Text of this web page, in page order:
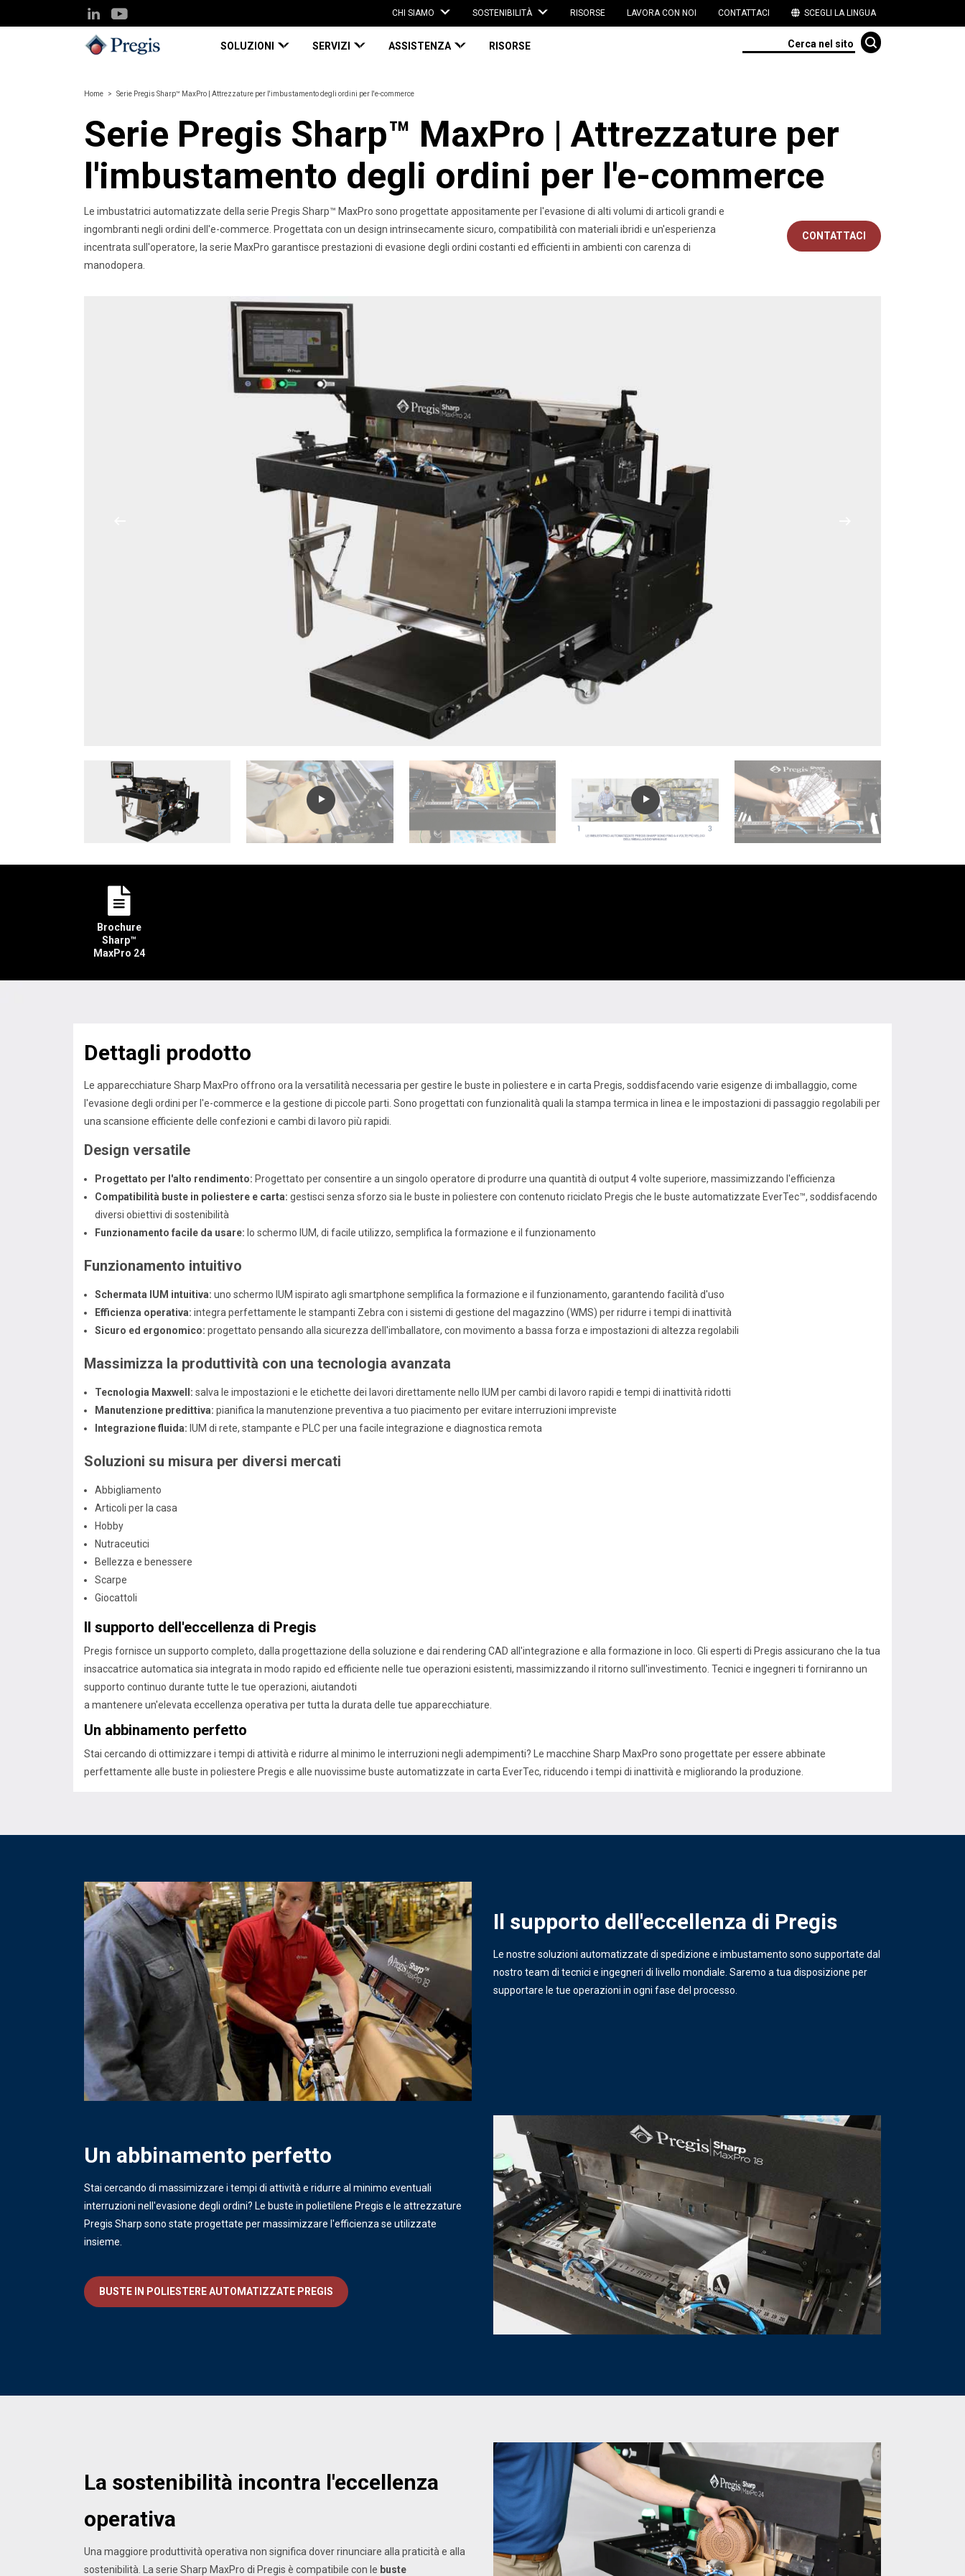
CHI SIAMO SOSTENIBILITÀ RISORSE LAVORA CON NOI CONTATTACI SCEGLI LA LINGUA
SOLUZIONI SERVIZI ASSISTENZA RISORSE
Home Serie Pregis Sharp™ MaxPro | Attrezzature per l'imbustamento degli ordini per l'e-commerce
Serie Pregis Sharp™ MaxPro | Attrezzature per
l'imbustamento degli ordini per l'e-commerce
Le imbustatrici automatizzate della serie Pregis Sharp™ MaxPro sono progettate appositamente per l'evasione di alti volumi di articoli grandi e
ingombranti negli ordini dell'e-commerce. Progettata con un design intrinsecamente sicuro, compatibilità con materiali ibridi e un'esperienza
incentrata sull'operatore, la serie MaxPro garantisce prestazioni di evasione degli ordini costanti ed efficienti in ambienti con carenza di
manodopera.
CONTATTACI
Brochure
Sharp™
MaxPro 24
Dettagli prodotto
Le apparecchiature Sharp MaxPro offrono ora la versatilità necessaria per gestire le buste in poliestere e in carta Pregis, soddisfacendo varie esigenze di imballaggio, come
l'evasione degli ordini per l'e-commerce e la gestione di piccole parti. Sono progettati con funzionalità quali la stampa termica in linea e le impostazioni di passaggio regolabili per
una scansione efficiente delle confezioni e cambi di lavoro più rapidi.
Design versatile
Progettato per l'alto rendimento: Progettato per consentire a un singolo operatore di produrre una quantità di output 4 volte superiore, massimizzando l'efficienza
Compatibilità buste in poliestere e carta: gestisci senza sforzo sia le buste in poliestere con contenuto riciclato Pregis che le buste automatizzate EverTec™, soddisfacendo
diversi obiettivi di sostenibilità
Funzionamento facile da usare: lo schermo IUM, di facile utilizzo, semplifica la formazione e il funzionamento
Funzionamento intuitivo
Schermata IUM intuitiva: uno schermo IUM ispirato agli smartphone semplifica la formazione e il funzionamento, garantendo facilità d'uso
Efficienza operativa: integra perfettamente le stampanti Zebra con i sistemi di gestione del magazzino (WMS) per ridurre i tempi di inattività
Sicuro ed ergonomico: progettato pensando alla sicurezza dell'imballatore, con movimento a bassa forza e impostazioni di altezza regolabili
Massimizza la produttività con una tecnologia avanzata
Tecnologia Maxwell: salva le impostazioni e le etichette dei lavori direttamente nello IUM per cambi di lavoro rapidi e tempi di inattività ridotti
Manutenzione predittiva: pianifica la manutenzione preventiva a tuo piacimento per evitare interruzioni impreviste
Integrazione fluida: IUM di rete, stampante e PLC per una facile integrazione e diagnostica remota
Soluzioni su misura per diversi mercati
Abbigliamento
Articoli per la casa
Hobby
Nutraceutici
Bellezza e benessere
Scarpe
Giocattoli
Il supporto dell'eccellenza di Pregis
Pregis fornisce un supporto completo, dalla progettazione della soluzione e dai rendering CAD all'integrazione e alla formazione in loco. Gli esperti di Pregis assicurano che la tua
insaccatrice automatica sia integrata in modo rapido ed efficiente nelle tue operazioni esistenti, massimizzando il ritorno sull'investimento. Tecnici e ingegneri ti forniranno un
supporto continuo durante tutte le tue operazioni, aiutandoti
a mantenere un'elevata eccellenza operativa per tutta la durata delle tue apparecchiature.
Un abbinamento perfetto
Stai cercando di ottimizzare i tempi di attività e ridurre al minimo le interruzioni negli adempimenti? Le macchine Sharp MaxPro sono progettate per essere abbinate
perfettamente alle buste in poliestere Pregis e alle nuovissime buste automatizzate in carta EverTec, riducendo i tempi di inattività e migliorando la produzione.
Il supporto dell'eccellenza di Pregis
Le nostre soluzioni automatizzate di spedizione e imbustamento sono supportate dal
nostro team di tecnici e ingegneri di livello mondiale. Saremo a tua disposizione per
supportare le tue operazioni in ogni fase del processo.
Un abbinamento perfetto
Stai cercando di massimizzare i tempi di attività e ridurre al minimo eventuali
interruzioni nell'evasione degli ordini? Le buste in polietilene Pregis e le attrezzature
Pregis Sharp sono state progettate per massimizzare l'efficienza se utilizzate
insieme.
BUSTE IN POLIESTERE AUTOMATIZZATE PREGIS
La sostenibilità incontra l'eccellenza
operativa
Una maggiore produttività operativa non significa dover rinunciare alla praticità e alla
sostenibilità. La serie Sharp MaxPro di Pregis è compatibile con le buste